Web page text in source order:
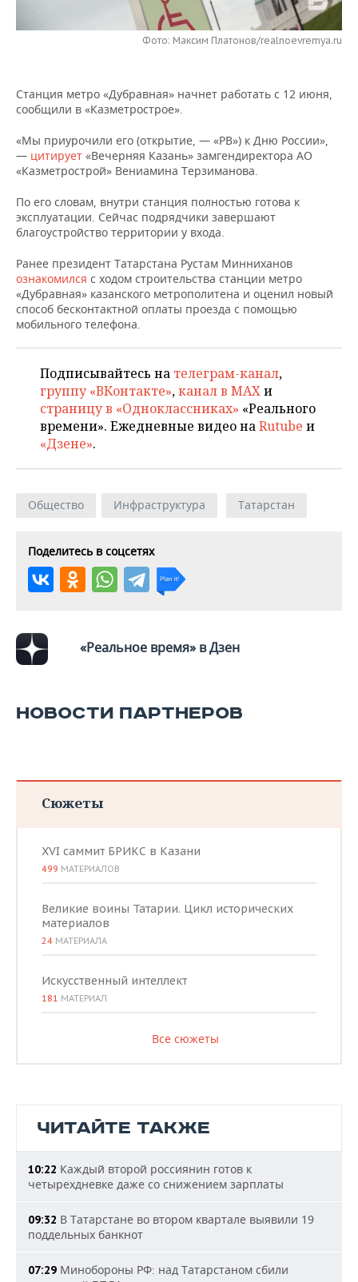
ЭНЕРГЕТИКА
РОЗНИЧНАЯ ТОРГОВЛЯ
УСЛУГИ
НОВОСТИ ТЕХНОЛОГИЙ
МЕДИА
ТЕЛЕКОММУНИКАЦИИ
МЕРОПРИЯТИЯ
ВЫЕЗДНАЯ РЕДАКЦИЯ
БИЗНЕС-БРАНЧИ
ONLINE-КОНФЕРЕНЦИИ
ОТКРЫТАЯ ЛЕКЦИЯ
НОВОСТИ СПОРТА
ФУТБОЛ
ХОККЕЙ
БАСКЕТБОЛ
КИБЕРСПОРТ
ФИГУРНОЕ КАТАНИЕ
ХОККЕЙ С МЯЧОМ
ОБЩЕСТВО
НОВОСТИ ОБЩЕСТВА
ВЛАСТЬ
ИНФРАСТРУКТУРА
КУЛЬТУРА
МЕДИЦИНА
ПРОИСШЕСТВИЯ
ФОТОГАЛЕРЕЯ
СЮЖЕТЫ
СПРАВОЧНИК
СПИСОК КОМПАНИЙ
Фото: Максим Платонов/realnoevremya.ru
Станция метро «Дубравная» начнет работать с 12 июня,
сообщили в «Казметрострое».
«Мы приурочили его (открытие, — «РВ») к Дню России»,
— цитирует «Вечерняя Казань» замгендиректора АО
«Казметрострой» Вениамина Терзиманова.
По его словам, внутри станция полностью готова к
эксплуатации. Сейчас подрядчики завершают
благоустройство территории у входа.
Ранее президент Татарстана Рустам Минниханов
ознакомился с ходом строительства станции метро
«Дубравная» казанского метрополитена и оценил новый
способ бесконтактной оплаты проезда с помощью
мобильного телефона.
Подписывайтесь на телеграм-канал,
группу «ВКонтакте»,канал в MAXи
страницу в «Одноклассниках» «Реального
времени». Ежедневные видео наRutube и
«Дзене».
Общество Инфраструктура Татарстан
Поделитесь в соцсетях
«Реальное время» в Дзен
НОВОСТИ ПАРТНЕРОВ
Сюжеты
XVI саммит БРИКС в Казани
499 МАТЕРИАЛОВ
Великие воины Татарии. Цикл исторических
материалов
24 МАТЕРИАЛА
Искусственный интеллект
181 МАТЕРИАЛ
Все сюжеты
ЧИТАЙТЕ ТАКЖЕ
10:22 Каждый второй россиянин готов к
четырехдневке даже со снижением зарплаты
09:32 В Татарстане во втором квартале выявили 19
поддельных банкнот
07:29 Минобороны РФ: над Татарстаном сбили